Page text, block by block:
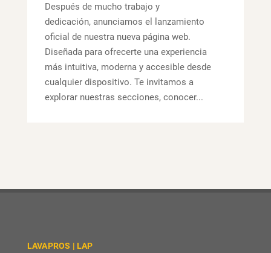
Después de mucho trabajo y
dedicación, anunciamos el lanzamiento
oficial de nuestra nueva página web.
Diseñada para ofrecerte una experiencia
más intuitiva, moderna y accesible desde
cualquier dispositivo. Te invitamos a
explorar nuestras secciones, conocer...
LAVAPROS | LAP